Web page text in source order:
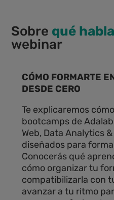
Sobre qué
webinar
CÓMO FORMARTE
DESDE CERO
Te explicaremos
bootcamps de
Web, Data Analytics
diseñados para
Conocerás qué
cómo organizar tu
compatibilizarla con
avanzar a tu ritmo